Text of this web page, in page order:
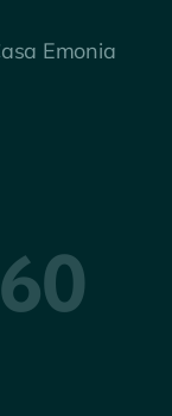
Emonia